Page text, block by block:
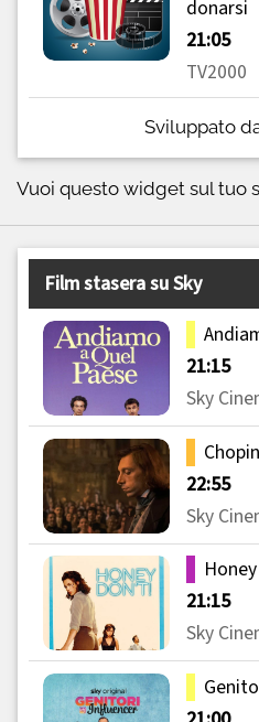
Sviluppato
Vuoi questo widget sul tuo